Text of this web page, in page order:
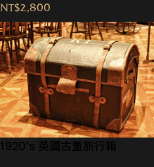
NT$2,800
1920’s 英國古董旅行箱